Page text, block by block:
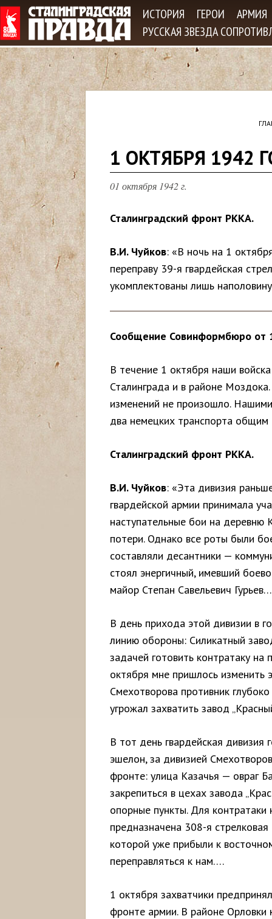
ИСТОРИЯ ГЕРОИ
АРМИЯ
РУССКАЯ ЗВЕЗДА
ы
е
с
1 ОКТЯБРЯ 1942
01 октября 1942 г.
Сталинградский фронт РККА.
В.И. Чуйков: «В ночь на 1
переправу 39-я гвардейская
укомплектованы лишь
Сообщение Совинформбюро от
В течение 1 октября наши
Сталинграда и в районе
изменений не произошло.
два немецких транспорта
Сталинградский фронт РККА.
В.И. Чуйков: «Эта дивизия
гвардейской армии принимала
наступательные бои на деревню
потери. Однако все роты были
составляли десантники —
стоял энергичный, имевший
майор Степан Савельевич Гурьев…
В день прихода этой дивизии в
линию обороны: Силикатный
задачей готовить контратаку
октября мне пришлось изменить
Смехотворова противник
угрожал захватить завод
В тот день гвардейская дивизия
эшелон, за дивизией
фронте: улица Казачья — овраг
закрепиться в цехах завода
опорные пункты. Для
предназначена 308-я
которой уже прибыли к
переправляться к нам….
1 октября захватчики
фронте армии. В районе Орловки